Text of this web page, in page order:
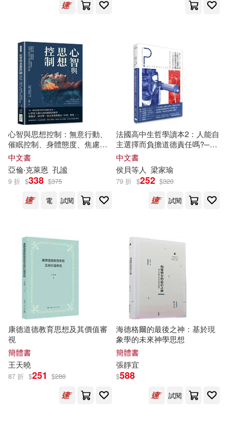
席爾帕．拉維拉(2)
張德明(2)
張慧敏(2)
張新剛(2)
張正武(2) 張步桃(2)
張海濤(2)
張艷，楊曉燕，張建東(2)
彭立群(2) 徐曼（主編）(2)
德國亞琛語言學院(2)
戴夫．布魯姆(2) 戶思社(2)
文國士(2)
西南交通大學出版社(7)
中國政法大學出版社(6)
中國書籍出版社(6)
人民日報出版社(6)
吉林文史出版社(6)
哈爾濱工業大學出版社(6)
國家行政學院出版社(6)
大是文化(6) 大牌出版(6)
山東大學出版社(6)
崧博出版(6) 平安文化(6)
廣東人民出版社(6)
心智與思想控制：無意行動、
催眠控制、身體態度、焦慮習
慣、道德辨別，心理學大師亞
倫‧克萊恩談行為與思維
中文書
亞倫‧克萊恩 孔謐
9 折 $338 $375
電
試閱
法國高中生哲學讀本2：人能自
主選擇而負擔道德責任嗎?──
思考道德的哲學之路
中文書
侯貝等人 梁家瑜
79 折 $252 $320
試閱
康德道德教育思想及其價值審
視
簡體書
王天曉
87 折 $251 $288
海德格爾的最後之神：基於現
象學的未來神學思想
簡體書
張靜宜
$588
試閱